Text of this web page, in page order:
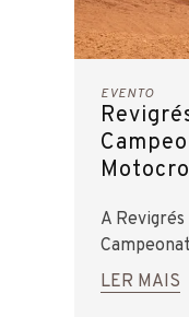
EVENTO
A
Motocross
no
LER MAIS